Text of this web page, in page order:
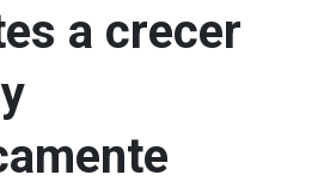
a crecer